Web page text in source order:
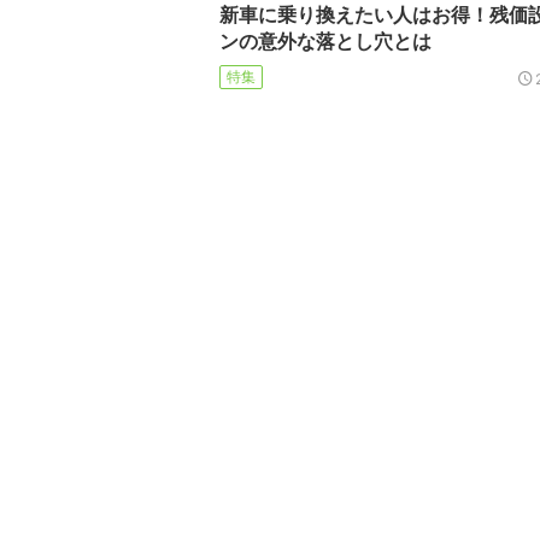
新車に乗り換えたい人はお得！残価
ンの意外な落とし穴とは
特集